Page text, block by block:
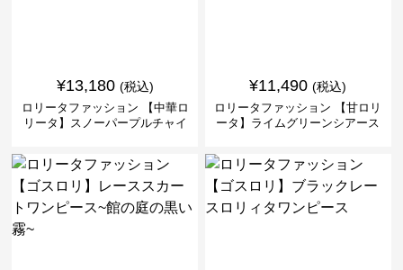
¥13,180 (税込)
ロリータファッション 【中華ロ
リータ】スノーパープルチャイ
¥11,490 (税込)
ロリータファッション 【甘ロリ
ータ】ライムグリーンシアース